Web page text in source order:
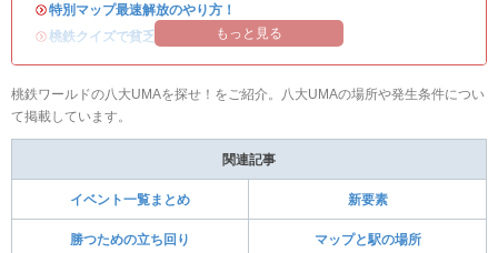
・特別マップ最速解放のやり方！
・桃鉄クイズで貧乏神対策！ もっと見る
桃鉄ワールドの八大UMAを探せ！をご紹介。八大UMAの場所や発生条件につい
て掲載しています。
関連記事
イベント一覧まとめ 新要素
勝つための立ち回り マップと駅の場所